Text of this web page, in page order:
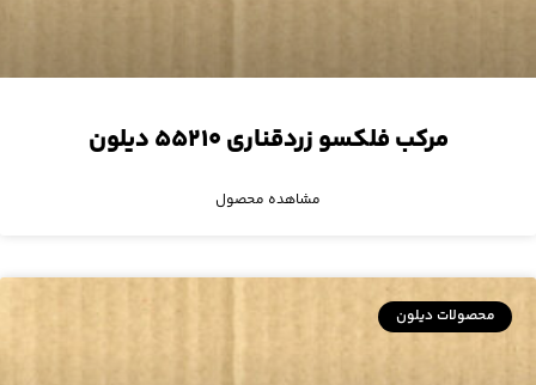
مرکب فلکسو زردقناری ۵۵۲۱۰ دیلون
مشاهده محصول
محصولات دیلون